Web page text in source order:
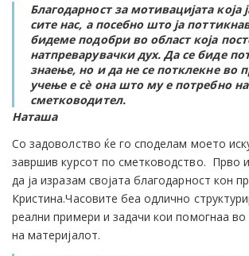
Благодарност за мотивацијата која
сите нас, а посебно што ја
бидеме подобри во област која
натпреварувачки дух. Да се биде
знаење, но и да не се потклекне во
учење е сѐ она што му е потребно
сметководител.
Наташа
Со задоволство ќе го споделам моето
завршив курсот по сметководство. Прво
да ја изразам својата благодарност кон
Кристина.Часовите беа одлично
реални примери и задачи кои помогнаа
на материјалот.